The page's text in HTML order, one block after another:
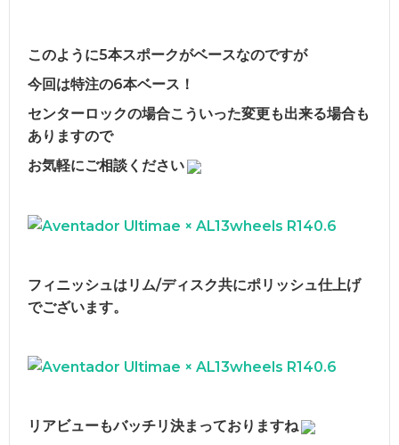
このように5本スポークがベースなのですが
今回は特注の6本ベース！
センターロックの場合こういった変更も出来る場合も
ありますので
お気軽にご相談ください
フィニッシュはリム/ディスク共にポリッシュ仕上げ
でございます。
リアビューもバッチリ決まっておりますね